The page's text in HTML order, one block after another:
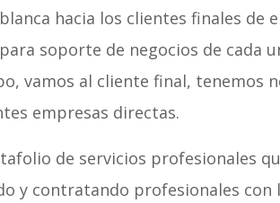
hacia los clientes finales de
soporte de negocios de cada
vamos al cliente final, tenemos
empresas directas.
de servicios profesionales
y contratando profesionales con